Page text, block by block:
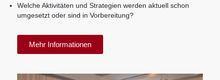
Welche Aktivitäten und Strategien werden aktuell schon
umgesetzt oder sind in Vorbereitung?
Mehr Informationen